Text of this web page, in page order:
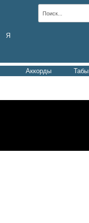
Я
Аккорды Табы